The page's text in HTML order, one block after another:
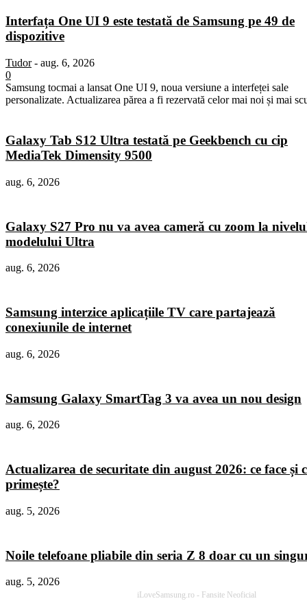
Interfața One UI 9 este testată de Samsung pe 49 de
dispozitive
Tudor - aug. 6, 2026
0
Samsung tocmai a lansat One UI 9, noua versiune a interfeței sale
personalizate. Actualizarea părea a fi rezervată celor mai noi și mai
Galaxy Tab S12 Ultra testată pe Geekbench cu cip
MediaTek Dimensity 9500
aug. 6, 2026
Galaxy S27 Pro nu va avea cameră cu zoom la
modelului Ultra
aug. 6, 2026
Samsung interzice aplicațiile TV care partajează
conexiunile de internet
aug. 6, 2026
Samsung Galaxy SmartTag 3 va avea un nou design
aug. 6, 2026
Actualizarea de securitate din august 2026: ce face și
primește?
aug. 5, 2026
Noile telefoane pliabile din seria Z 8 doar cu un
aug. 5, 2026
iLoveSamsung.ro - Fansite Neoficial